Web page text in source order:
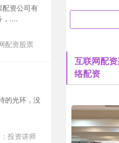
配资公司有
，....
配资股票
的光环，没
投资讲师
互联网配
络配资